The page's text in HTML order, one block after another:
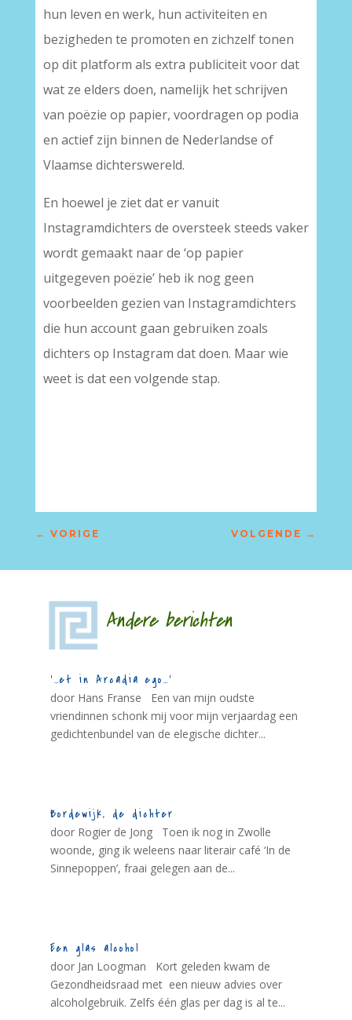
hun leven en werk, hun activiteiten en
bezigheden te promoten en zichzelf tonen
op dit platform als extra publiciteit voor dat
wat ze elders doen, namelijk het schrijven
van poëzie op papier, voordragen op podia
en actief zijn binnen de Nederlandse of
Vlaamse dichterswereld.
En hoewel je ziet dat er vanuit
Instagramdichters de oversteek steeds vaker
wordt gemaakt naar de ‘op papier
uitgegeven poëzie’ heb ik nog geen
voorbeelden gezien van Instagramdichters
die hun account gaan gebruiken zoals
dichters op Instagram dat doen. Maar wie
weet is dat een volgende stap.
← VORIGE VOLGENDE →
Andere berichten
‘…et in Arcadia ego…’
door Hans Franse Een van mijn oudste
vriendinnen schonk mij voor mijn verjaardag een
gedichtenbundel van de elegische dichter...
Bordewijk, de dichter
door Rogier de Jong Toen ik nog in Zwolle
woonde, ging ik weleens naar literair café ‘In de
Sinnepoppen’, fraai gelegen aan de...
Een glas alcohol
door Jan Loogman Kort geleden kwam de
Gezondheidsraad met een nieuw advies over
alcoholgebruik. Zelfs één glas per dag is al te...